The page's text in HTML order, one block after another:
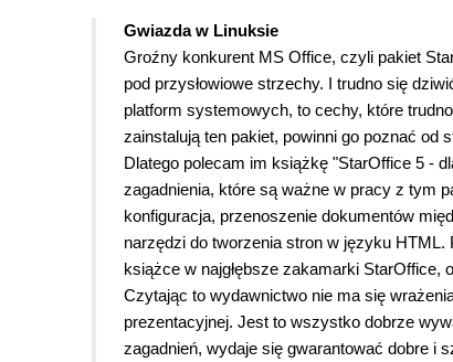
Gwiazda w Linuksie
Groźny konkurent MS Office, czyli pakiet
pod przysłowiowe strzechy. I trudno się
platform systemowych, to cechy, które
zainstalują ten pakiet, powinni go poznać od
Dlatego polecam im książkę "StarOffice 5 -
zagadnienia, które są ważne w pracy z tym
konfiguracja, przenoszenie dokumentów
narzędzi do tworzenia stron w języku HTML.
książce w najgłębsze zakamarki StarOffice,
Czytając to wydawnictwo nie ma się
prezentacyjnej. Jest to wszystko dobrze
zagadnień, wydaje się gwarantować dobre i